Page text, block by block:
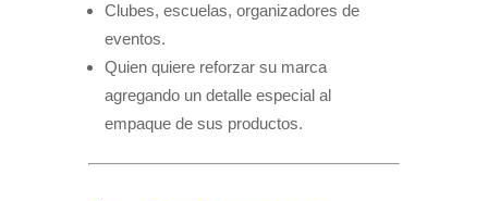
Clubes, escuelas, organizadores de
eventos.
Quien quiere reforzar su marca
agregando un detalle especial al
empaque de sus productos.